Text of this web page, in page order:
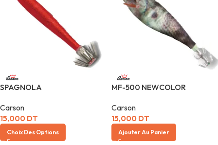
SPAGNOLA
Carson
15,000 DT
Choix Des Options
MF-500 NEWCOLOR
Carson
15,000 DT
Ajouter Au Panier